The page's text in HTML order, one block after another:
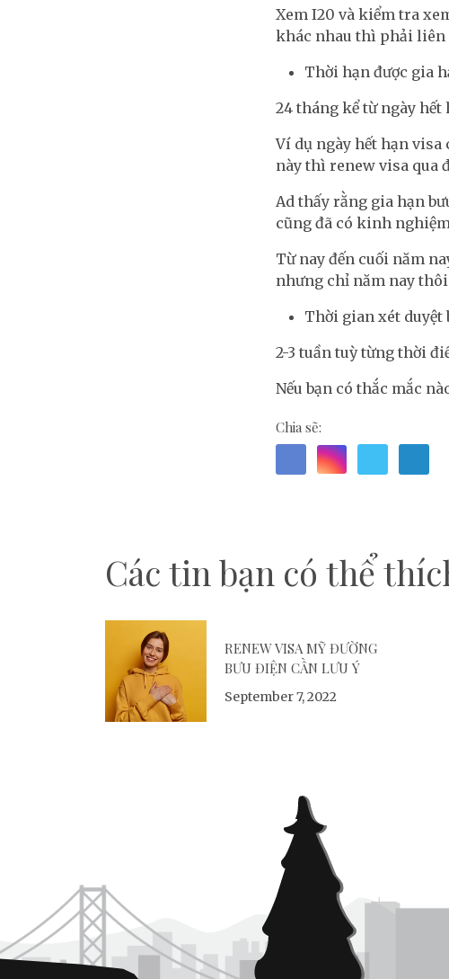
Xem I20 và kiểm tra
khác nhau thì phải liên
Thời hạn được gia
24 tháng kể từ ngày hết
Ví dụ ngày hết hạn visa
này thì renew visa qua
Ad thấy rằng gia hạn
cũng đã có kinh
Từ nay đến cuối năm
nhưng chỉ năm nay
Thời gian xét duyệt
2-3 tuần tuỳ từng thời
Nếu bạn có thắc mắc
Chia sẽ:
Các tin bạn có thể
RENEW VISA MỸ ĐƯỜNG
BƯU ĐIỆN CẦN LƯU Ý
September 7, 2022